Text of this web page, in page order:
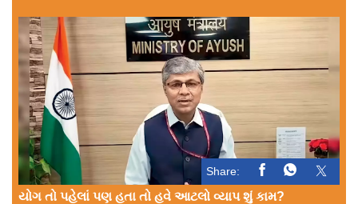
Share:
યોગ તો પહેલાં પણ હતા તો હવે આટલો વ્યાપ શું કામ?